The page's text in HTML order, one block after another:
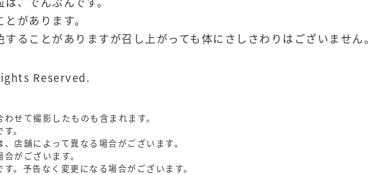
があります。
ることがありますが召し上がっても体にさしさわりはございません。
Reserved.
せて撮影したものも含まれます。
。
店舗によって異なる場合がございます。
がございます。
。予告なく変更になる場合がございます。